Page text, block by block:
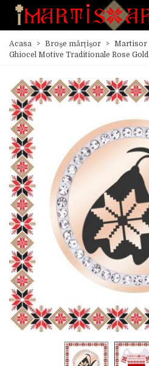
Acasa > Broșe mărțișor > Martisor
Ghiocel Motive Traditionale Rose Gold